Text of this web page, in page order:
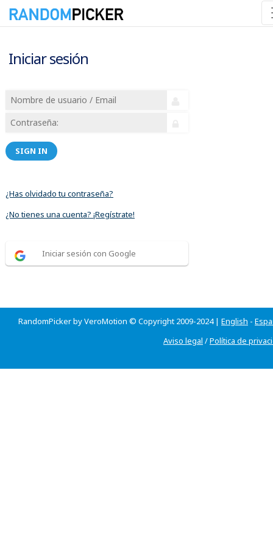
Iniciar sesión
SIGN IN
¿Has olvidado tu contraseña?
¿No tienes una cuenta? ¡Regístrate!
Iniciar sesión con Google
RandomPicker by VeroMotion © Copyright 2009-2024 | English -
Aviso legal /Política de